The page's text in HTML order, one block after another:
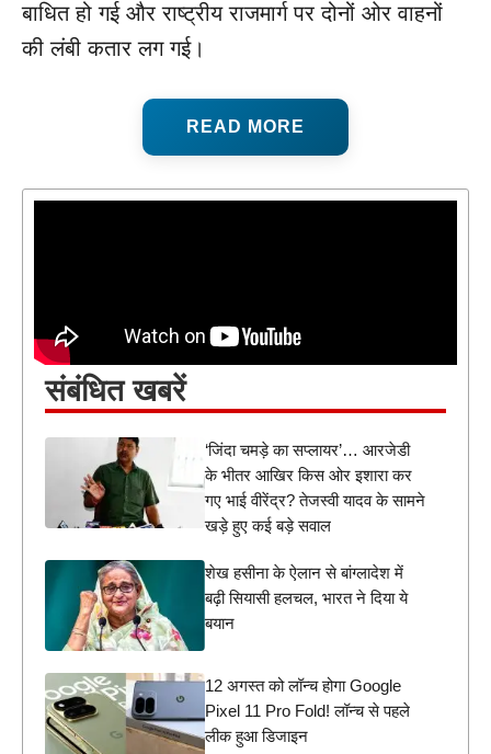
बाधित हो गई और राष्ट्रीय राजमार्ग पर दोनों ओर वाहनों
की लंबी कतार लग गई।
READ MORE
संबंधित खबरें
‘जिंदा चमड़े का सप्लायर’… आरजेडी
के भीतर आखिर किस ओर इशारा कर
गए भाई वीरेंद्र? तेजस्वी यादव के सामने
खड़े हुए कई बड़े सवाल
शेख हसीना के ऐलान से बांग्लादेश में
बढ़ी सियासी हलचल, भारत ने दिया ये
बयान
12 अगस्त को लॉन्च होगा Google
Pixel 11 Pro Fold! लॉन्च से पहले
लीक हुआ डिजाइन